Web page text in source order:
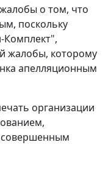
о том, что
поскольку
жалобы, которому
апелляционным
организации